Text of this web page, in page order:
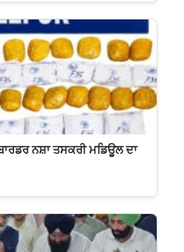
ਨਸ਼ਾ ਤਸਕਰੀ ਮਡਿਊਲ ਦਾ